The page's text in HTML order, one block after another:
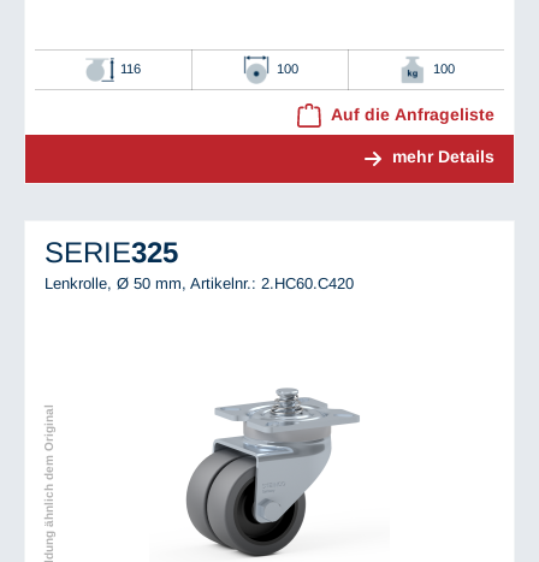
116 100 100
Auf die Anfrageliste
mehr Details
SERIE325
Lenkrolle, Ø 50 mm, Artikelnr.: 2.HC60.C420
Abbildung ähnlich dem Original